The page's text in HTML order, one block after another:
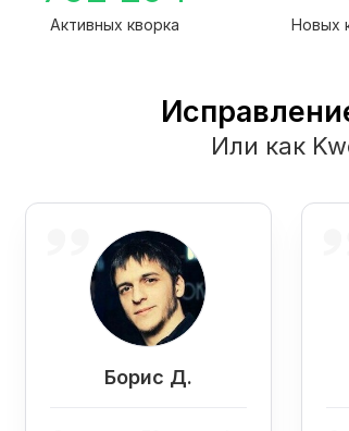
Активных кворка Новых
Или как
Борис Д.